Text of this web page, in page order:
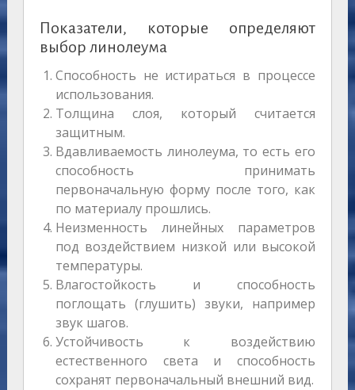
Показатели, которые определяют
выбор линолеума
Способность не истираться в процессе
использования.
Толщина слоя, который считается
защитным.
Вдавливаемость линолеума, то есть его
способность принимать
первоначальную форму после того, как
по материалу прошлись.
Неизменность линейных параметров
под воздействием низкой или высокой
температуры.
Влагостойкость и способность
поглощать (глушить) звуки, например
звук шагов.
Устойчивость к воздействию
естественного света и способность
сохранят первоначальный внешний вид.